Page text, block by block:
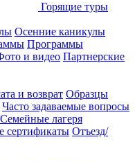
Горящие туры
Осенние каникулы
Программы
и видео Партнерские
и возврат Образцы
Часто задаваемые вопросы
Семейные лагеря
сертификаты Отъезд/